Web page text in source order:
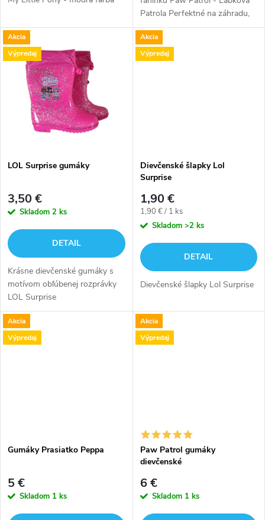
u
k
u
k
t
Patrola Perfektné na záhradu,
pláž alebo k bazénu. Papuče
Paw Patrol sú ľahké, mäkké a
veľmi pohodlné. V týchto...
Akcia
Výpredaj
LOL Surprise gumáky
3,50 €
Skladom 2 ks
DETAIL
Krásne dievčenské gumáky s
motívom obľúbenej rozprávky
LOL Surprise
Akcia
Výpredaj
Dievčenské šlapky Lol
Surprise
1,90 €
Jednotková
cena:
1,90 € / 1 ks
Skladom >2 ks
DETAIL
Dievčenské šlapky Lol Surprise
Akcia
Výpredaj
Gumáky Prasiatko Peppa
5 €
Skladom 1 ks
Akcia
Výpredaj
Paw Patrol gumáky
dievčenské
6 €
Skladom 1 ks